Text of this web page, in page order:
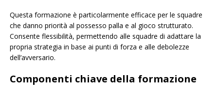
Questa formazione è particolarmente efficace per le squadre
che danno priorità al possesso palla e al gioco strutturato.
Consente flessibilità, permettendo alle squadre di adattare la
propria strategia in base ai punti di forza e alle debolezze
dell’avversario.
Componenti chiave della formazione